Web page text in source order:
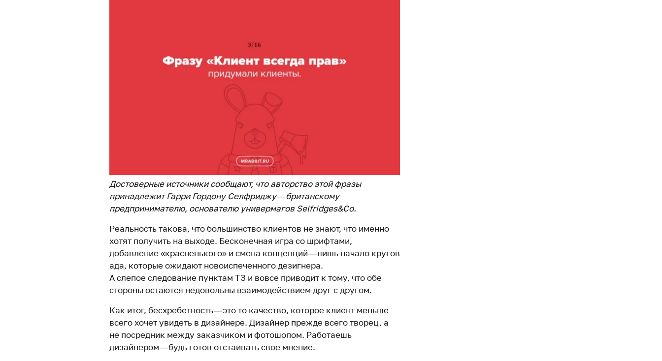
Достоверные источники сообщают, что авторство этой фразы
принадлежит Гарри Гордону Селфриджу — британскому
предпринимателю, основателю универмагов Selfridges&Co.
Реальность такова, что большинство клиентов не знают, что именно
хотят получить на выходе. Бесконечная игра со шрифтами,
добавление «красненького» и смена концепций — лишь начало кругов
ада, которые ожидают новоиспеченного дезигнера.
А слепое следование пунктам ТЗ и вовсе приводит к тому, что обе
стороны остаются недовольны взаимодействием друг с другом.
Как итог, бесхребетность — это то качество, которое клиент меньше
всего хочет увидеть в дизайнере. Дизайнер прежде всего творец, а
не посредник между заказчиком и фотошопом. Работаешь
дизайнером — будь готов отстаивать свое мнение.